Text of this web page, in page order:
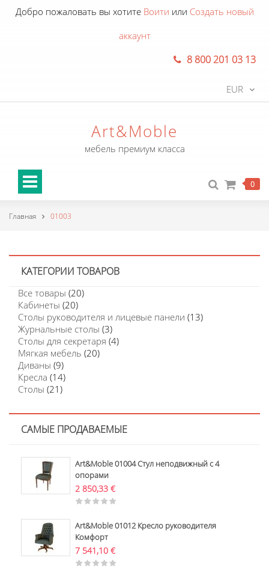
Добро пожаловать вы хотите Воити или Создать новый
аккаунт
8 800 201 03 13
EUR
Art&Moble
мебель премиум класса
0
Главная 01003
КАТЕГОРИИ ТОВАРОВ
Все товары (20)
Кабинеты (20)
Столы руководителя и лицевые панели (13)
Журнальные столы (3)
Столы для секретаря (4)
Мягкая мебель (20)
Диваны (9)
Кресла (14)
Столы (21)
САМЫЕ ПРОДАВАЕМЫЕ
Art&Moble 01004 Стул неподвижный с 4
опорами
2 850,33 €
Art&Moble 01012 Кресло руководителя
Комфорт
7 541,10 €